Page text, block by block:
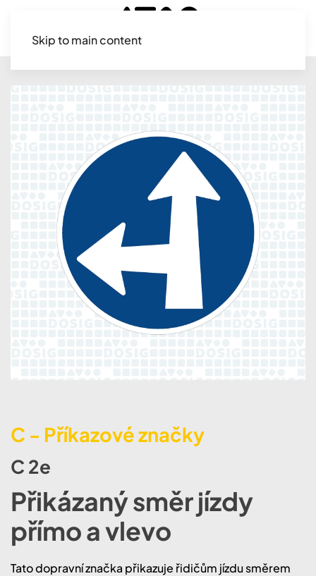
Skip to main content
C - Příkazové značky
C 2e
Přikázaný směr jízdy
přímo a vlevo
Tato dopravní značka přikazuje řidičům jízdu směrem